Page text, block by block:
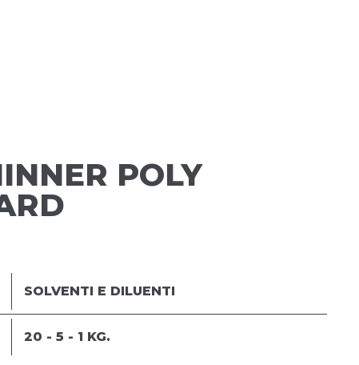
POLY
SOLVENTI E DILUENTI
20 - 5 - 1 KG.